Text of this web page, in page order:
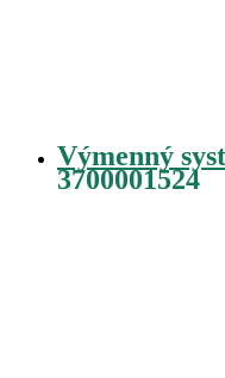
Výmenný
3700001524